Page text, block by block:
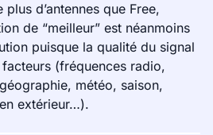
d’antennes que Free,
de “meilleur” est néanmoins
puisque la qualité du signal
(fréquences radio,
météo, saison,
extérieur…).